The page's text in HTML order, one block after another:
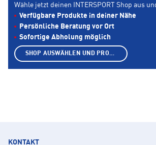
Wähle jetzt deinen INTERSPORT Shop aus
Verfügbare Produkte in deiner Nähe
Persönliche Beratung vor Ort
Sofortige Abholung möglich
SHOP AUSWÄHLEN UND PRODUKTE ANZEIGEN
KONTAKT